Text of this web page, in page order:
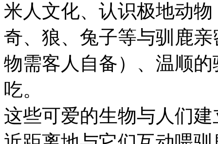
米人文化、认识极地动
奇、狼、兔子等与驯鹿
物需客人自备）、温顺
吃。
这些可爱的生物与人们